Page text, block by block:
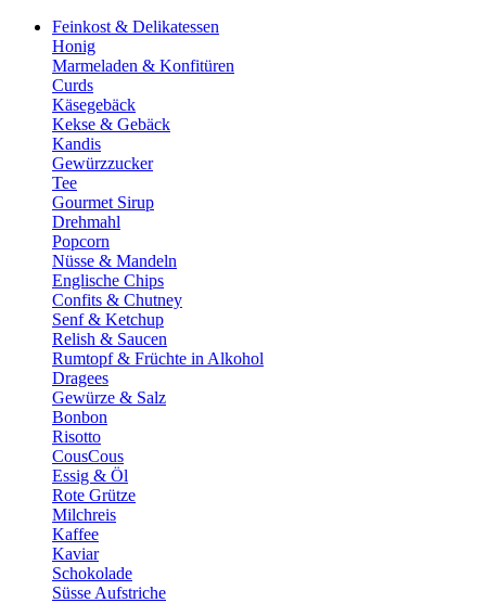
Feinkost & Delikatessen
Honig
Marmeladen & Konfitüren
Curds
Käsegebäck
Kekse & Gebäck
Kandis
Gewürzzucker
Tee
Gourmet Sirup
Drehmahl
Popcorn
Nüsse & Mandeln
Englische Chips
Confits & Chutney
Senf & Ketchup
Relish & Saucen
Rumtopf & Früchte in Alkohol
Dragees
Gewürze & Salz
Bonbon
Risotto
CousCous
Essig & Öl
Rote Grütze
Milchreis
Kaffee
Kaviar
Schokolade
Süsse Aufstriche